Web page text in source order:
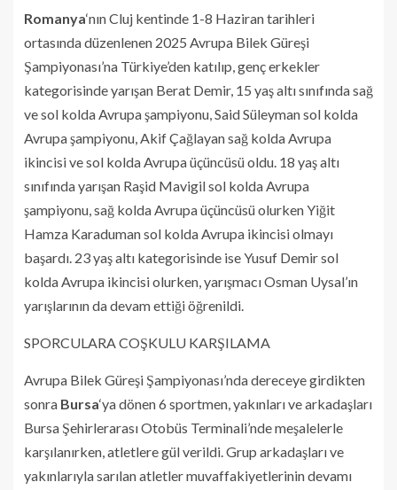
Romanya‘nın Cluj kentinde 1-8 Haziran tarihleri
ortasında düzenlenen 2025 Avrupa Bilek Güreşi
Şampiyonası’na Türkiye’den katılıp, genç erkekler
kategorisinde yarışan Berat Demir, 15 yaş altı sınıfında sağ
ve sol kolda Avrupa şampiyonu, Said Süleyman sol kolda
Avrupa şampiyonu, Akif Çağlayan sağ kolda Avrupa
ikincisi ve sol kolda Avrupa üçüncüsü oldu. 18 yaş altı
sınıfında yarışan Raşid Mavigil sol kolda Avrupa
şampiyonu, sağ kolda Avrupa üçüncüsü olurken Yiğit
Hamza Karaduman sol kolda Avrupa ikincisi olmayı
başardı. 23 yaş altı kategorisinde ise Yusuf Demir sol
kolda Avrupa ikincisi olurken, yarışmacı Osman Uysal’ın
yarışlarının da devam ettiği öğrenildi.
SPORCULARA COŞKULU KARŞILAMA
Avrupa Bilek Güreşi Şampiyonası’nda dereceye girdikten
sonra Bursa‘ya dönen 6 sportmen, yakınları ve arkadaşları
Bursa Şehirlerarası Otobüs Terminali’nde meşalelerle
karşılanırken, atletlere gül verildi. Grup arkadaşları ve
yakınlarıyla sarılan atletler muvaffakiyetlerinin devamı